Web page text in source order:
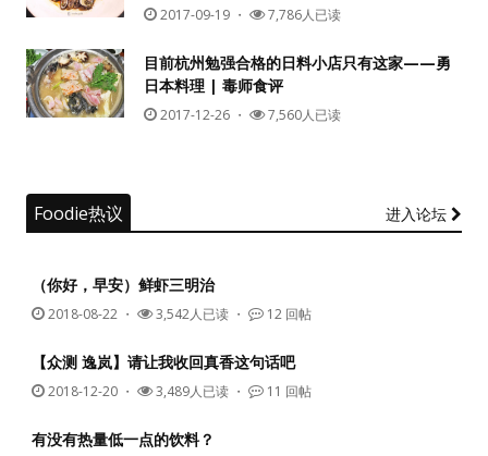
2017-09-19 ・ 7,786人已读
目前杭州勉强合格的日料小店只有这家——勇
日本料理 | 毒师食评
2017-12-26 ・ 7,560人已读
Foodie热议 进入论坛
（你好，早安）鲜虾三明治
2018-08-22 ・ 3,542人已读 ・ 12 回帖
【众测 逸岚】请让我收回真香这句话吧
2018-12-20 ・ 3,489人已读 ・ 11 回帖
有没有热量低一点的饮料？